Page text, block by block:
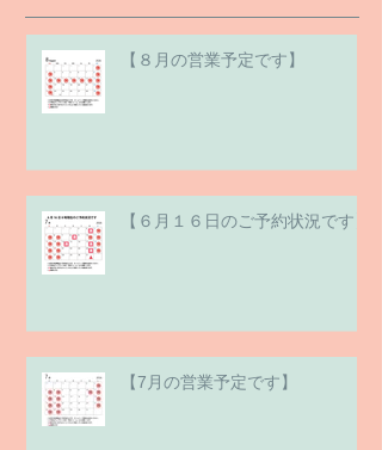
【８月の営業予定です】
【６月１６日のご予約状況です】
【7月の営業予定です】